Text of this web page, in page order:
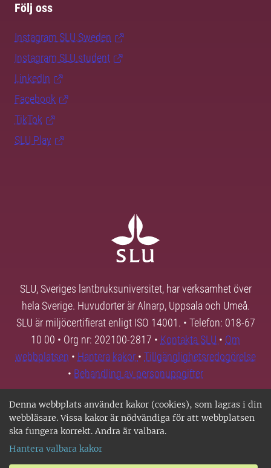
Denna webbplats använder kakor (cookies), som lagras i din
webbläsare. Vissa kakor är nödvändiga för att webbplatsen
ska fungera korrekt. Andra är valbara.
Hantera valbara kakor
Följ oss
Instagram SLU.Sweden
Instagram SLU.student
LinkedIn
Facebook
TikTok
SLU Play
SLU, Sveriges lantbruksuniversitet, har verksamhet över
hela Sverige. Huvudorter är Alnarp, Uppsala och Umeå.
SLU är miljöcertifierat enligt ISO 14001. • Telefon: 018-67
10 00 • Org nr: 202100-2817 • Kontakta SLU • Om
webbplatsen • Hantera kakor • Tillgänglighetsredogörelse
• Behandling av personuppgifter